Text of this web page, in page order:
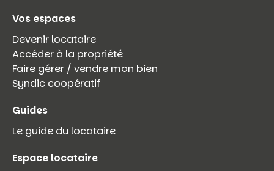
Vos espaces
Devenir locataire
Accéder à la propriété
Faire gérer / vendre mon bien
Syndic coopératif
Guides
Le guide du locataire
Espace locataire